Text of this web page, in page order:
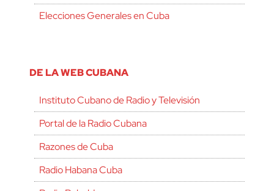
Elecciones Generales en Cuba
DE LA WEB CUBANA
Instituto Cubano de Radio y Televisión
Portal de la Radio Cubana
Razones de Cuba
Radio Habana Cuba